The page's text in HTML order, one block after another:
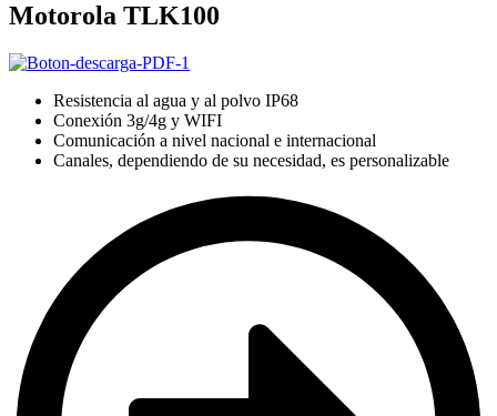
Motorola TLK100
Resistencia al agua y al polvo IP68
Conexión 3g/4g y WIFI
Comunicación a nivel nacional e internacional
Canales, dependiendo de su necesidad, es personalizable